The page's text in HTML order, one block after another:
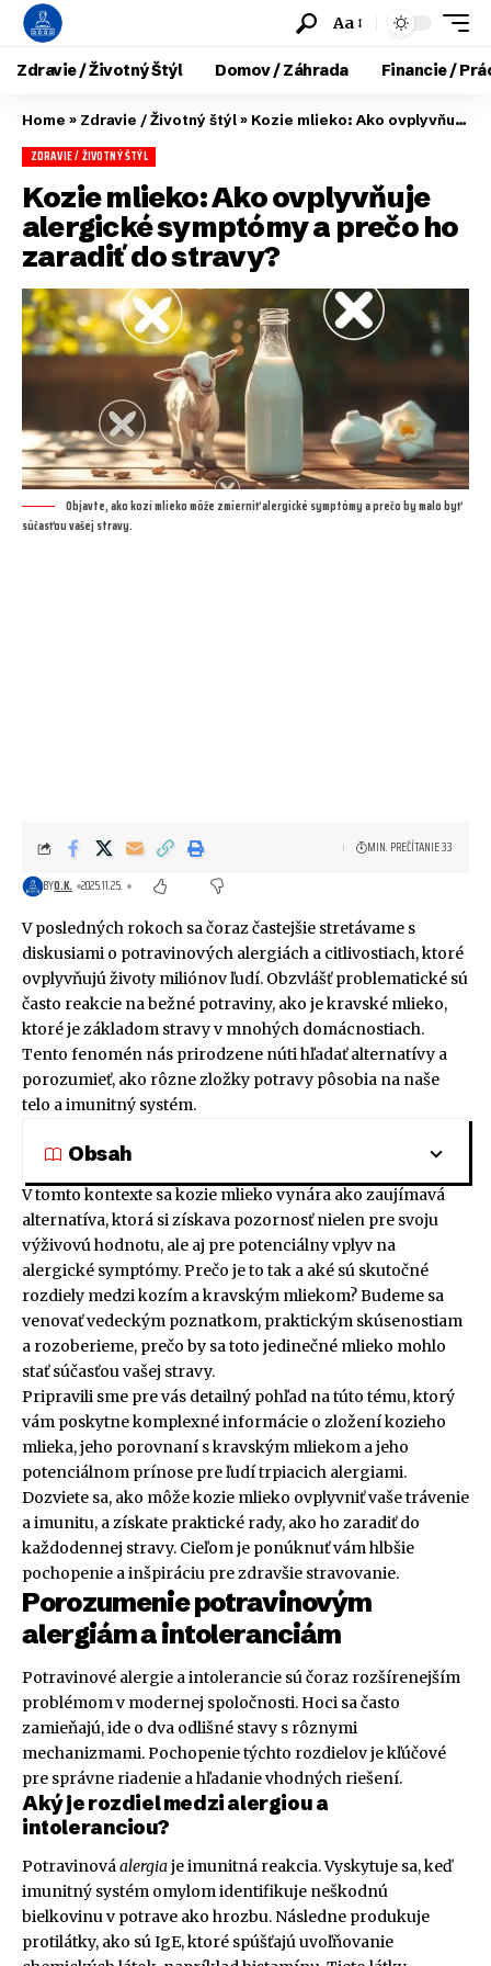
Aa
Zdravie / Životný Štýl Domov / Záhrada Financie /
Home » Zdravie / Životný štýl» Kozie mlieko: Ako ovplyvňuje alergické symptómy a prečo ho zaradiť do stravy?
ZDRAVIE / ŽIVOTNÝ ŠTÝL
Kozie mlieko: Ako ovplyvňuje
alergické symptómy a prečo ho
zaradiť do stravy?
Objavte, ako kozí mlieko môže zmierniť alergické symptómy a prečo by malo byť
súčasťou vašej stravy.
BYO.K. 2025.11.25.
MIN. PREČÍTANIE 33
V posledných rokoch sa čoraz častejšie stretávame s
diskusiami o potravinových alergiách a citlivostiach, ktoré
ovplyvňujú životy miliónov ľudí. Obzvlášť problematické sú
často reakcie na bežné potraviny, ako je kravské mlieko,
ktoré je základom stravy v mnohých domácnostiach.
Tento fenomén nás prirodzene núti hľadať alternatívy a
porozumieť, ako rôzne zložky potravy pôsobia na naše
telo a imunitný systém.
Obsah
V tomto kontexte sa kozie mlieko vynára ako zaujímavá
alternatíva, ktorá si získava pozornosť nielen pre svoju
výživovú hodnotu, ale aj pre potenciálny vplyv na
alergické symptómy. Prečo je to tak a aké sú skutočné
rozdiely medzi kozím a kravským mliekom? Budeme sa
venovať vedeckým poznatkom, praktickým skúsenostiam
a rozoberieme, prečo by sa toto jedinečné mlieko mohlo
stať súčasťou vašej stravy.
Pripravili sme pre vás detailný pohľad na túto tému, ktorý
vám poskytne komplexné informácie o zložení kozieho
mlieka, jeho porovnaní s kravským mliekom a jeho
potenciálnom prínose pre ľudí trpiacich alergiami.
Dozviete sa, ako môže kozie mlieko ovplyvniť vaše trávenie
a imunitu, a získate praktické rady, ako ho zaradiť do
každodennej stravy. Cieľom je ponúknuť vám hlbšie
pochopenie a inšpiráciu pre zdravšie stravovanie.
Porozumenie potravinovým
alergiám a intoleranciám
Potravinové alergie a intolerancie sú čoraz rozšírenejším
problémom v modernej spoločnosti. Hoci sa často
zamieňajú, ide o dva odlišné stavy s rôznymi
mechanizmami. Pochopenie týchto rozdielov je kľúčové
pre správne riadenie a hľadanie vhodných riešení.
Aký je rozdiel medzi alergiou a
intoleranciou?
Potravinováalergiaje imunitná reakcia. Vyskytuje sa, keď
imunitný systém omylom identifikuje neškodnú
bielkovinu v potrave ako hrozbu. Následne produkuje
protilátky, ako sú IgE, ktoré spúšťajú uvoľňovanie